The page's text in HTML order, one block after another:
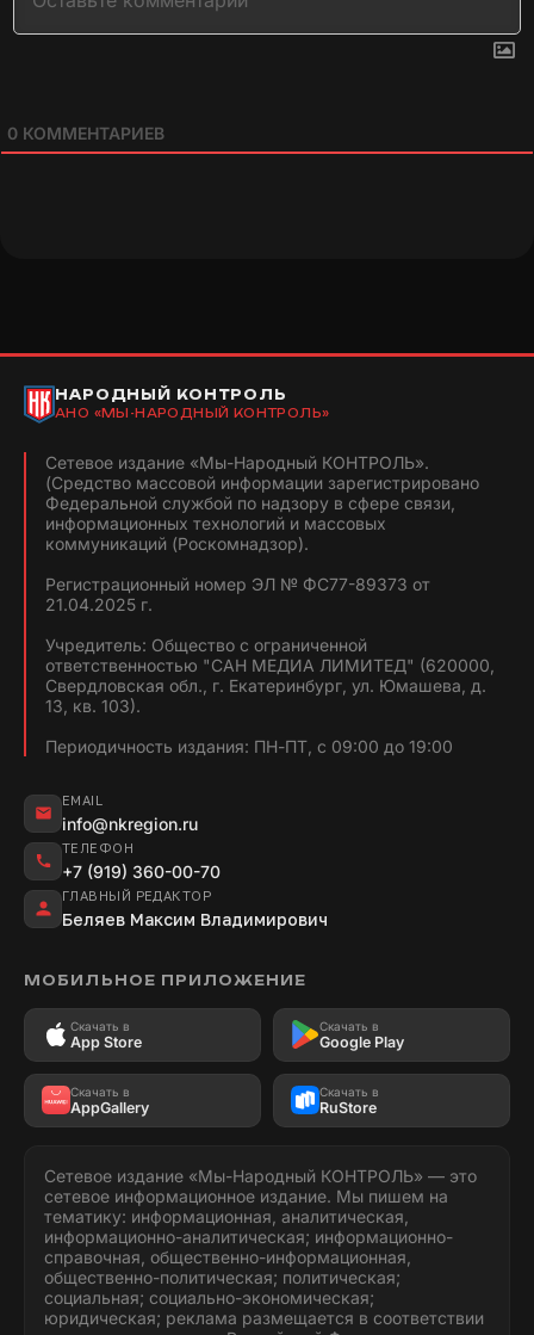
0 КОММЕНТАРИЕВ
НАРОДНЫЙ КОНТРОЛЬ
АНО «МЫ-НАРОДНЫЙ КОНТРОЛЬ»
Сетевое издание «Мы-Народный КОНТРОЛЬ».
(Средство массовой информации зарегистрировано
Федеральной службой по надзору в сфере связи,
информационных технологий и массовых
коммуникаций (Роскомнадзор).
Регистрационный номер ЭЛ № ФС77-89373 от
21.04.2025 г.
Учредитель: Общество с ограниченной
ответственностью "САН МЕДИА ЛИМИТЕД" (620000,
Свердловская обл., г. Екатеринбург, ул. Юмашева, д.
13, кв. 103).
Периодичность издания: ПН-ПТ, с 09:00 до 19:00
EMAIL
info@nkregion.ru
ТЕЛЕФОН
+7 (919) 360-00-70
ГЛАВНЫЙ РЕДАКТОР
Беляев Максим Владимирович
МОБИЛЬНОЕ ПРИЛОЖЕНИЕ
Скачать в
App Store
Скачать в
Google Play
Скачать в
AppGallery
Скачать в
RuStore
Сетевое издание «Мы-Народный КОНТРОЛЬ» — это
сетевое информационное издание. Мы пишем на
тематику: информационная, аналитическая,
информационно-аналитическая; информационно-
справочная, общественно-информационная,
общественно-политическая; политическая;
социальная; социально-экономическая;
юридическая; реклама размещается в соответствии